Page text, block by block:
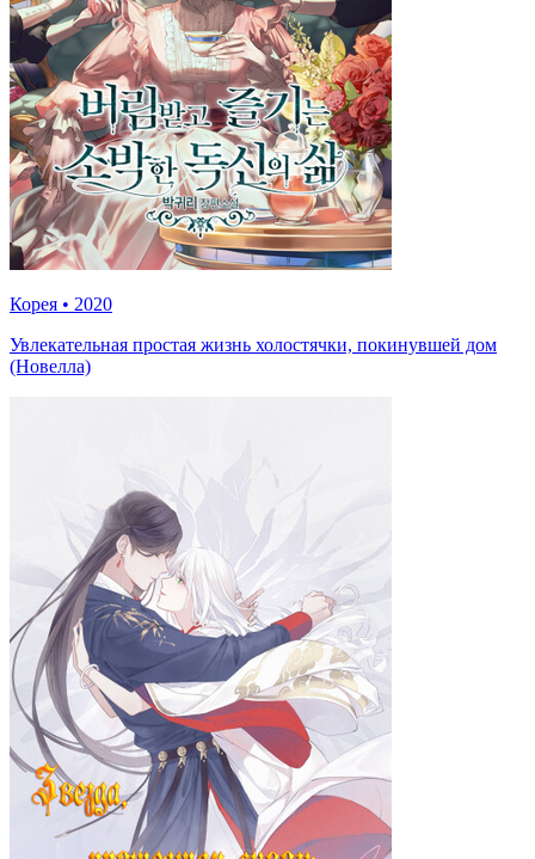
Корея • 2020
Увлекательная простая жизнь холостячки, покинувшей дом
(Новелла)